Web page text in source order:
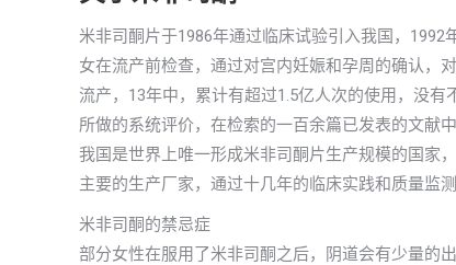
米非司酮片于1986年通过临床试验引入我国，
女在流产前检查，通过对宫内妊娠和孕周的确认，
流产，13年中，累计有超过1.5亿人次的使用，没
所做的系统评价，在检索的一百余篇已发表的文献
我国是世界上唯一形成米非司酮片生产规模的国家
主要的生产厂家，通过十几年的临床实践和质量监
米非司酮的禁忌症
部分女性在服用了米非司酮之后，阴道会有少量的